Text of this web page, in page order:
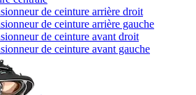
de ceinture arrière droit
de ceinture arrière gauche
de ceinture avant droit
de ceinture avant gauche